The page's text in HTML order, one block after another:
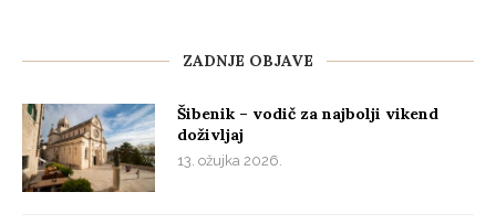
ZADNJE OBJAVE
Šibenik – vodič za najbolji vikend
doživljaj
13. ožujka 2026.